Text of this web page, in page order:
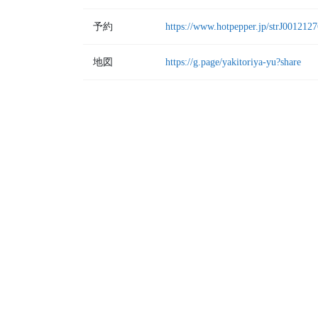
予約 https://www.hotpepper.jp/
地図 https://g.page/yakitoriya-yu?share